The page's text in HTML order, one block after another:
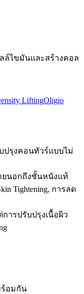
ล์ไขมันและสร้างคอล
LiftingOligio
ปรุงคอนทัวร์แบบไม่
ยนอกถึงชั้นหนังแท้
Tightening, การลด
ารปรับปรุงเนื้อผิว
ร้อมกัน